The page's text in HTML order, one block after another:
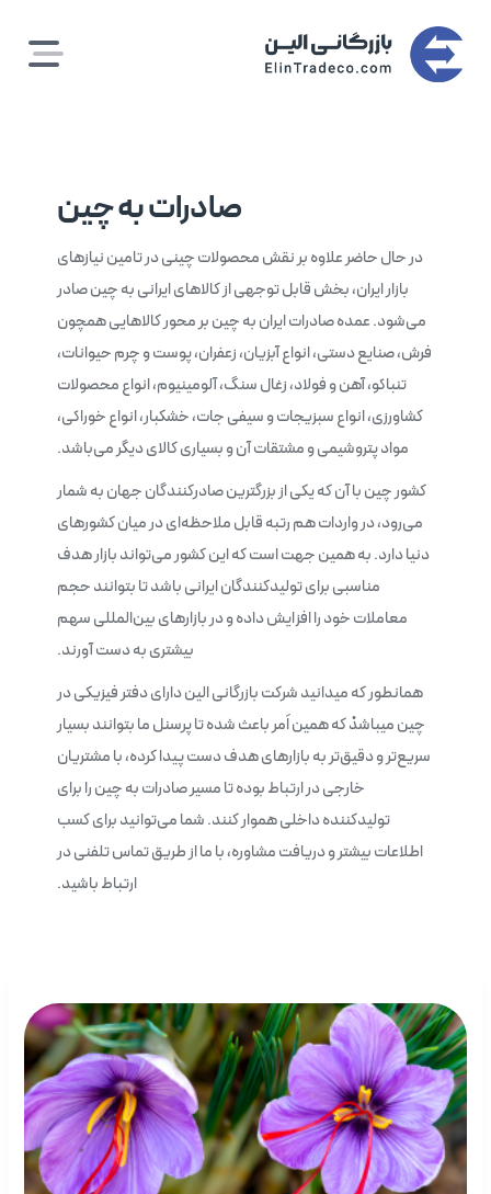
محتوا
صادرات به چین
در حال حاضر علاوه بر نقش محصولات چینی در تامین نیازهای
بازار ایران، بخش قابل توجهی از کالاهای ایرانی به چین صادر
می‌شود. عمده صادرات ایران به چین بر محور کالاهایی همچون
فرش، صنایع دستی، انواع آبزیان، زعفران، پوست و چرم حیوانات،
تنباکو، آهن و فولاد، زغال سنگ، آلومینیوم، انواع محصولات
کشاورزی، انواع سبزیجات و سیفی جات، خشکبار، انواع خوراکی،
مواد پتروشیمی و مشتقات آن و بسیاری کالای دیگر می‌باشد.
کشور چین با آن که یکی از بزرگترین صادرکنندگان جهان به شمار
می‌رود، در واردات هم رتبه قابل ملاحظه‌ای در میان کشورهای
دنیا دارد. به همین جهت است که این کشور می‌تواند بازار هدف
مناسبی برای تولیدکنندگان ایرانی باشد تا بتوانند حجم
معاملات خود را افزایش داده و در بازارهای بین‌المللی سهم
بیشتری به دست آورند.
همانطور که میدانید شرکت بازرگانی الین دارای دفتر فیزیکی در
چین میباشدْ که همین اَمر باعث شده تا پرسنل ما بتوانند بسیار
سریع‌تر و دقیق‌تر به بازارهای هدف دست پیدا کرده، با مشتریان
خارجی در ارتباط بوده تا مسیر صادرات به چین را برای
تولیدکننده داخلی هموار کنند. شما می‌توانید برای کسب
اطلاعات بیشتر و دریافت مشاوره، با ما از طریق تماس تلفنی در
ارتباط باشید.